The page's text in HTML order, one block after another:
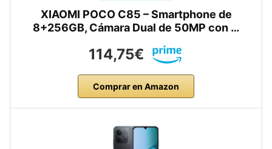
XIAOMI POCO C85 – Smartphone de
8+256GB, Cámara Dual de 50MP con …
114,75€
Comprar en Amazon